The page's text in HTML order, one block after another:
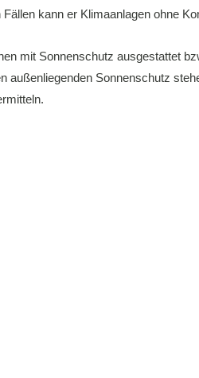
kann er Klimaanlagen ohne
mit Sonnenschutz ausgestattet
Sonnenschutz